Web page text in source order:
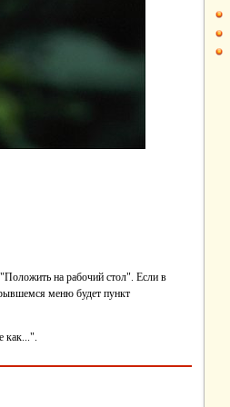
на рабочий стол". Если в
меню будет пункт
как...".